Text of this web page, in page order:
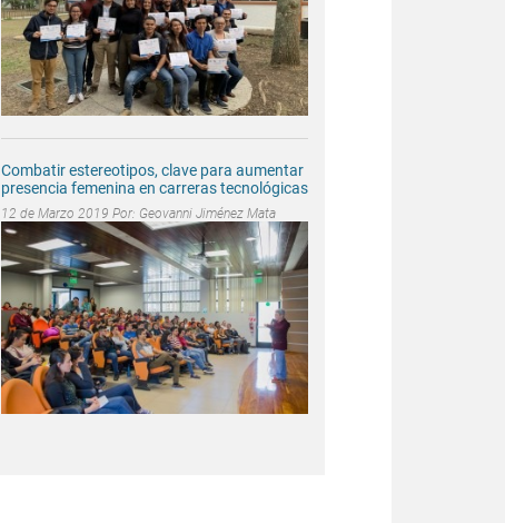
Combatir estereotipos, clave para aumentar
presencia femenina en carreras tecnológicas
12 de Marzo 2019 Por: Geovanni Jiménez Mata